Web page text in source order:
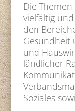
Die
vielfältig
den
Gesundheit
und
ländlicher
Soziales